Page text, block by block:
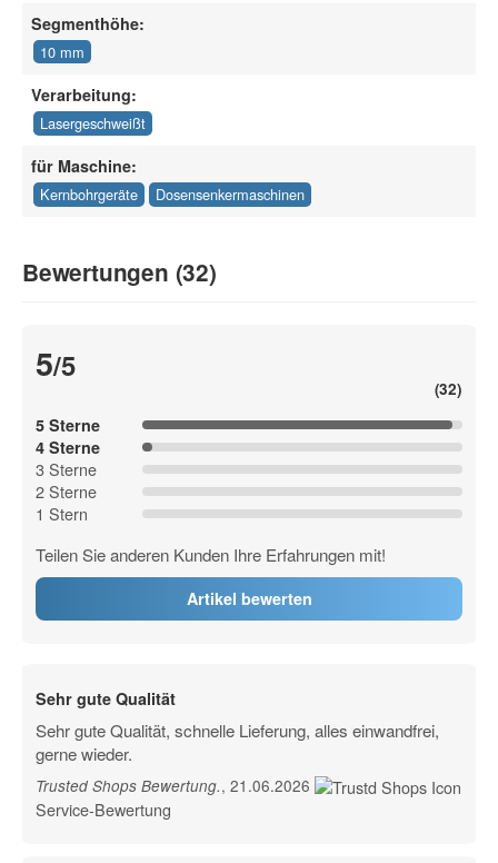
Segmenthöhe:
10 mm
Verarbeitung:
Lasergeschweißt
für Maschine:
Kernbohrgeräte Dosensenkermaschinen
Bewertungen (32)
5/5
(32)
5 Sterne
4 Sterne
3 Sterne
2 Sterne
1 Stern
Teilen Sie anderen Kunden Ihre Erfahrungen mit!
Artikel bewerten
Sehr gute Qualität
Sehr gute Qualität, schnelle Lieferung, alles einwandfrei,
gerne wieder.
Trusted Shops Bewertung., 21.06.2026
Service-Bewertung